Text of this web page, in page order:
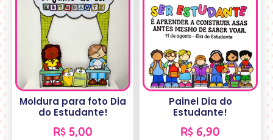
Moldura para foto Dia
do Estudante!
R$ 5,00
Painel Dia do
Estudante!
R$ 6,90